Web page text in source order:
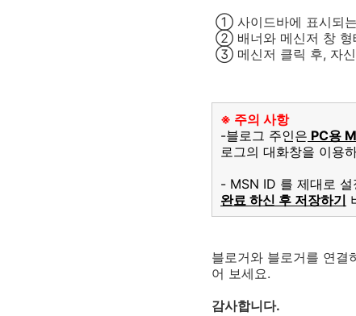
① 사이드바에 표시되는
② 배너와 메신저 창 형
③ 메신저 클릭 후, 자신
※ 주의 사항
-블로그 주인은 PC용
로그의 대화창을 이용
- MSN ID 를 제대로
완료 하신 후 저장하기
블로거와 블로거를 연결
어 보세요.
감사합니다.